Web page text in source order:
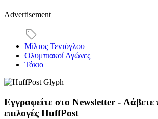
Advertisement
Μίλτος Τεντόγλου
Ολυμπιακοί Αγώνες
Τόκιο
Εγγραφείτε στο Newsletter - Λάβετε
επιλογές HuffPost